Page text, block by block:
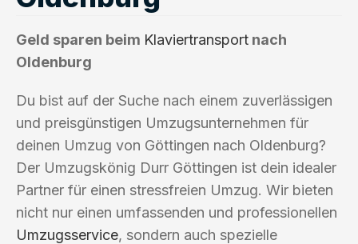
Geld sparen beim Klaviertransport nach
Oldenburg
Du bist auf der Suche nach einem zuverlässigen
und preisgünstigen Umzugsunternehmen für
deinen Umzug von Göttingen nach Oldenburg?
Der Umzugskönig Durr Göttingen ist dein idealer
Partner für einen stressfreien Umzug. Wir bieten
nicht nur einen umfassenden und professionellen
Umzugsservice, sondern auch spezielle